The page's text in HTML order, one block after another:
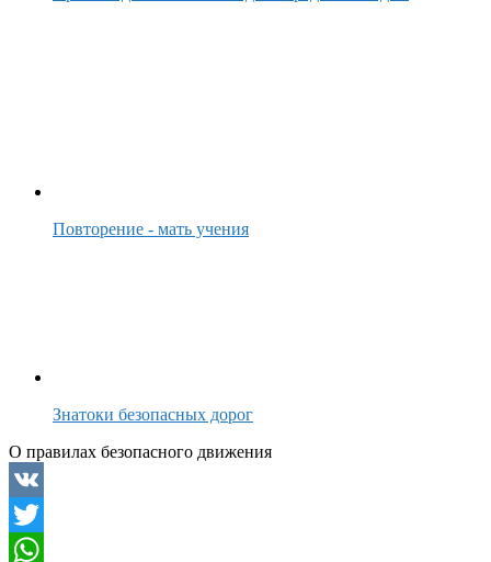
Повторение - мать учения
Знатоки безопасных дорог
О правилах безопасного движения
VK
Twitter